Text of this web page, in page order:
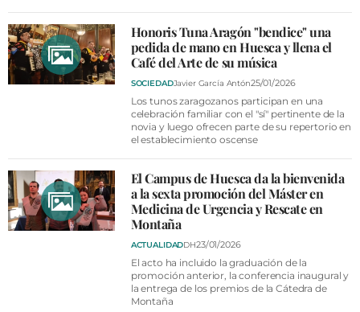
Honoris Tuna Aragón "bendice" una
pedida de mano en Huesca y llena el
Café del Arte de su música
SOCIEDADJavier García Antón25/01/2026
Los tunos zaragozanos participan en una
celebración familiar con el "sí" pertinente de la
novia y luego ofrecen parte de su repertorio en
el establecimiento oscense
El Campus de Huesca da la bienvenida
a la sexta promoción del Máster en
Medicina de Urgencia y Rescate en
Montaña
ACTUALIDADDH23/01/2026
El acto ha incluido la graduación de la
promoción anterior, la conferencia inaugural y
la entrega de los premios de la Cátedra de
Montaña